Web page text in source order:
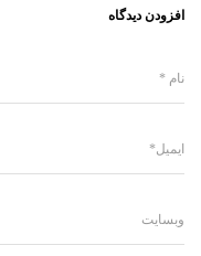
افزودن دیدگاه